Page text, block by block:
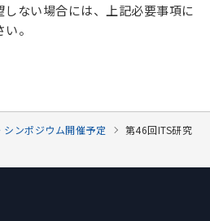
ない場合には、上記必要事項に
。
シンポジウム開催予定
第46回ITS研究